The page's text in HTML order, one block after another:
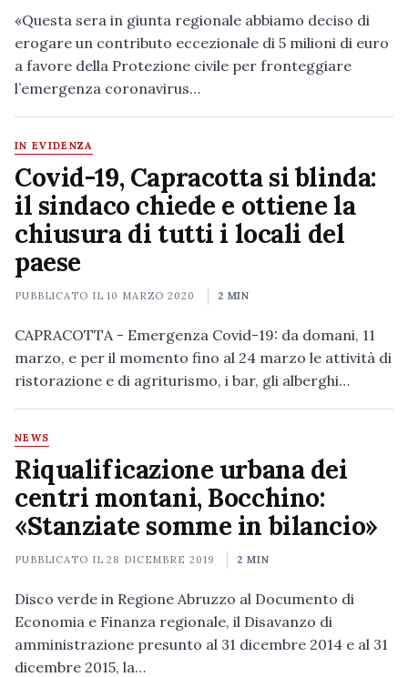
«Questa sera in giunta regionale abbiamo deciso di
erogare un contributo eccezionale di 5 milioni di euro
a favore della Protezione civile per fronteggiare
l’emergenza coronavirus…
IN EVIDENZA
Covid-19, Capracotta si blinda:
il sindaco chiede e ottiene la
chiusura di tutti i locali del
paese
PUBBLICATO IL10 MARZO 2020 2 MIN
CAPRACOTTA - Emergenza Covid-19: da domani, 11
marzo, e per il momento fino al 24 marzo le attività di
ristorazione e di agriturismo, i bar, gli alberghi…
NEWS
Riqualificazione urbana dei
centri montani, Bocchino:
«Stanziate somme in bilancio»
PUBBLICATO IL28 DICEMBRE 2019 2 MIN
Disco verde in Regione Abruzzo al Documento di
Economia e Finanza regionale, il Disavanzo di
amministrazione presunto al 31 dicembre 2014 e al 31
dicembre 2015, la…